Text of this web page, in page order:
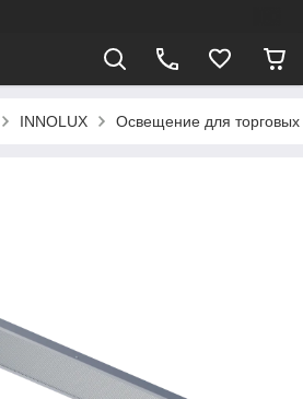
INNOLUX Освещение для торговых